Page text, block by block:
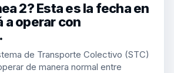
2? Esta es la fecha en
a operar con
de Transporte Colectivo (STC)
de manera normal entre